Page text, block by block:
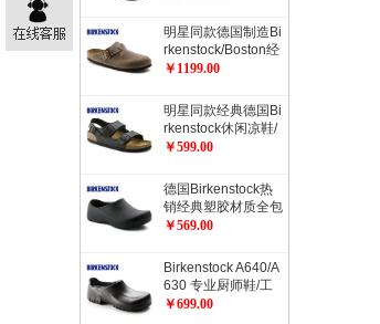
明星同款德国制造Bi
rkenstock/Boston经
典包头鞋/油皮/天然
￥1199.00
明星同款经典德国Bi
rkenstock休闲凉鞋/
开车凉鞋Milano系
￥599.00
德国Birkenstock热
销经典塑胶材质全包
厨师鞋工作鞋职业鞋
￥569.00
Birkenstock A640/A
630 专业厨师鞋/工
作防护鞋/职业鞋/劳
￥699.00